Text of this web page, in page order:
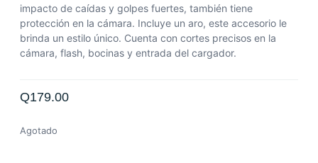
impacto de caídas y golpes fuertes, también tiene
protección en la cámara. Incluye un aro, este accesorio le
brinda un estilo único. Cuenta con cortes precisos en la
cámara, flash, bocinas y entrada del cargador.
Q179.00
Agotado